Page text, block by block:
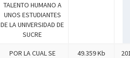
TALENTO HUMANO A
UNOS ESTUDIANTES
DE LA UNIVERSIDAD DE
SUCRE
POR LA CUAL SE
49.359 Kb